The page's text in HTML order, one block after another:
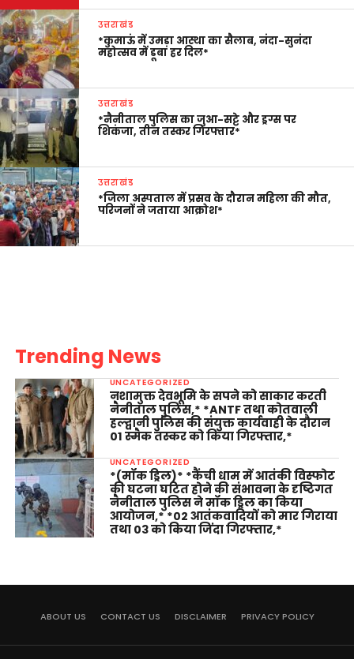
उत्तराखंड
*कुमाऊं में उमड़ा आस्था का सैलाब, नंदा-सुनंदा
महोत्सव में डूबा हर दिल*
उत्तराखंड
*नैनीताल पुलिस का जुआ-सट्टे और ड्रग्स पर
शिकंजा, तीन तस्कर गिरफ्तार*
उत्तराखंड
*जिला अस्पताल में प्रसव के दौरान महिला की मौत,
परिजनों ने जताया आक्रोश*
Trending News
UNCATEGORIZED
नशामुक्त देवभूमि के सपने को साकार करती
नैनीताल पुलिस,* *ANTF तथा कोतवाली
हल्द्वानी पुलिस की संयुक्त कार्यवाही के दौरान
01 स्मैक तस्कर को किया गिरफ्तार,*
UNCATEGORIZED
*(मॉक ड्रिल)* *कैंची धाम में आतंकी विस्फोट
की घटना घटित होने की संभावना के दृष्टिगत
नैनीताल पुलिस ने मॉक ड्रिल का किया
आयोजन,* *02 आतंकवादियों को मार गिराया
तथा 03 को किया जिंदा गिरफ्तार,*
ABOUT US CONTACT US DISCLAIMER PRIVACY POLICY